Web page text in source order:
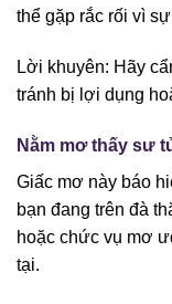
thể gặp rắc rối vì
Lời khuyên: Hãy
tránh bị lợi dụng
Nằm mơ thấy sư
Giấc mơ này báo
bạn đang trên đà
hoặc chức vụ mơ
tại.